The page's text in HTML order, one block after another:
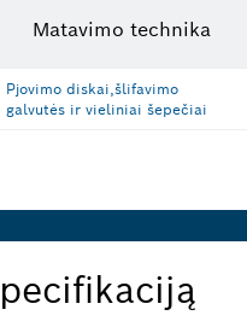
Matavimo technika
Pjovimo diskai,šlifavimo
galvutės ir vieliniai šepečiai